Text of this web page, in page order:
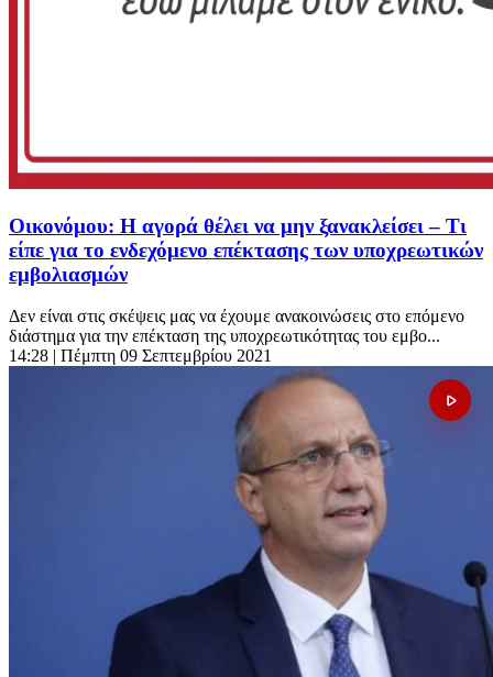
Οικονόμου: Η αγορά θέλει να μην ξανακλείσει – Τι
είπε για το ενδεχόμενο επέκτασης των υποχρεωτικών
εμβολιασμών
Δεν είναι στις σκέψεις μας να έχουμε ανακοινώσεις στο επόμενο
διάστημα για την επέκταση της υποχρεωτικότητας του εμβο...
14:28 | Πέμπτη 09 Σεπτεμβρίου 2021